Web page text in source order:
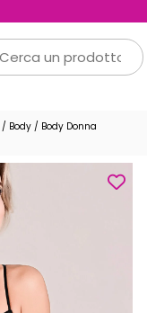
/ Body / Body Donna